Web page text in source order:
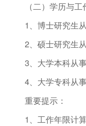
（二）学历与
1、博士研究生
2、硕士研究生
3、大学本科从
4、大学专科从
重要提示：
1、工作年限计